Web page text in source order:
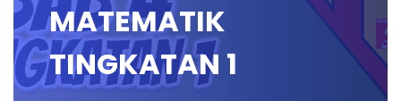
MATEMATIK
TINGKATAN 1